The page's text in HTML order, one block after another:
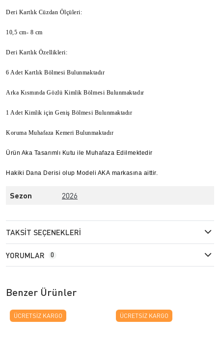
Deri Kartlık Cüzdan Ölçüleri:
10,5 cm- 8 cm
Deri Kartlık Özellikleri:
6 Adet Kartlık Bölmesi Bulunmaktadır
Arka Kısmında Gözlü Kimlik Bölmesi Bulunmaktadır
1 Adet Kimlik için Geniş Bölmesi Bulunmaktadır
Koruma Muhafaza Kemeri Bulunmaktadır
Ürün Aka Tasarımlı Kutu ile Muhafaza Edilmektedir
Hakiki Dana Derisi olup Modeli AKA markasına aittir.
Sezon 2026
TAKSIT SEÇENEKLERI
YORUMLAR 0
Benzer Ürünler
ÜCRETSIZ KARGO ÜCRETSIZ KARGO